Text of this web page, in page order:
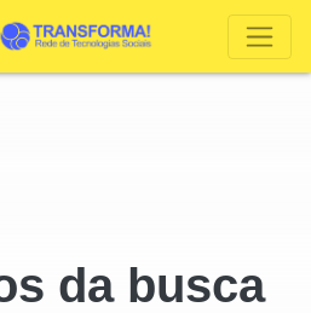
da busca